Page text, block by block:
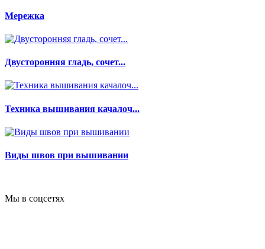
Мережка
Двусторонняя гладь, сочет...
Техника вышивания качалоч...
Виды швов при вышивании
Мы в соцсетях